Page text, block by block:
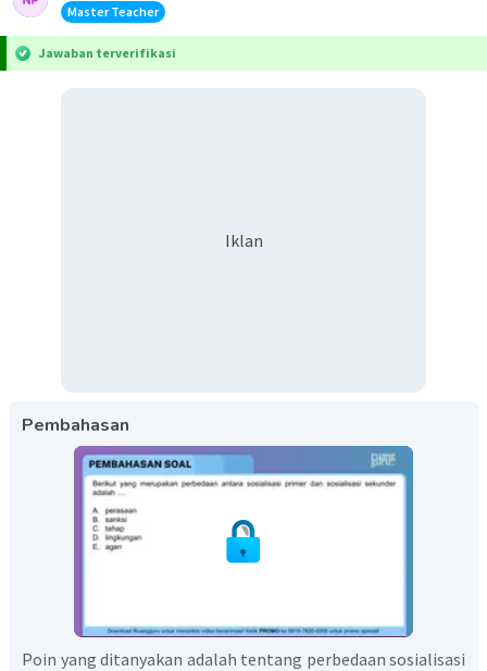
Master Teacher
Jawaban terverifikasi
Iklan
Pembahasan
Poin yang ditanyakan adalah tentang perbedaan sosialisasi